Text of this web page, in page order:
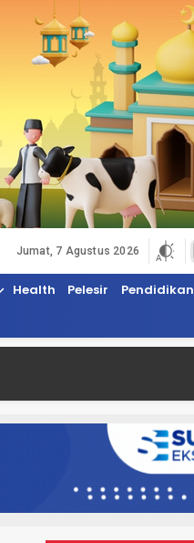
Jumat, 7 Agustus 2026
Health Pelesir Pendidikan